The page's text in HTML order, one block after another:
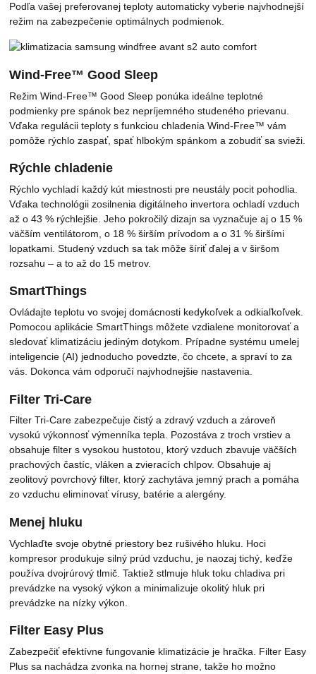
Podľa vašej preferovanej teploty automaticky vyberie najvhodnejší
režim na zabezpečenie optimálnych podmienok.
Wind-Free™ Good Sleep
Režim Wind-Free™ Good Sleep ponúka ideálne teplotné
podmienky pre spánok bez nepríjemného studeného prievanu.
Vďaka regulácii teploty s funkciou chladenia Wind-Free™ vám
pomôže rýchlo zaspať, spať hlbokým spánkom a zobudiť sa svieži.
Rýchle chladenie
Rýchlo vychladí každý kút miestnosti pre neustály pocit pohodlia.
Vďaka technológii zosilnenia digitálneho invertora ochladí vzduch
až o 43 % rýchlejšie. Jeho pokročilý dizajn sa vyznačuje aj o 15 %
väčším ventilátorom, o 18 % širším prívodom a o 31 % širšími
lopatkami. Studený vzduch sa tak môže šíriť ďalej a v širšom
rozsahu – a to až do 15 metrov.
SmartThings
Ovládajte teplotu vo svojej domácnosti kedykoľvek a odkiaľkoľvek.
Pomocou aplikácie SmartThings môžete vzdialene monitorovať a
sledovať klimatizáciu jediným dotykom. Prípadne systému umelej
inteligencie (AI) jednoducho povedzte, čo chcete, a spraví to za
vás. Dokonca vám odporučí najvhodnejšie nastavenia.
Filter Tri-Care
Filter Tri-Care zabezpečuje čistý a zdravý vzduch a zároveň
vysokú výkonnosť výmenníka tepla. Pozostáva z troch vrstiev a
obsahuje filter s vysokou hustotou, ktorý vzduch zbavuje väčších
prachových častíc, vláken a zvieracích chlpov. Obsahuje aj
zeolitový povrchový filter, ktorý zachytáva jemný prach a pomáha
zo vzduchu eliminovať vírusy, batérie a alergény.
Menej hluku
Vychlaďte svoje obytné priestory bez rušivého hluku. Hoci
kompresor produkuje silný prúd vzduchu, je naozaj tichý, keďže
používa dvojrúrový tlmič. Taktiež stlmuje hluk toku chladiva pri
prevádzke na vysoký výkon a minimalizuje okolitý hluk pri
prevádzke na nízky výkon.
Filter Easy Plus
Zabezpečiť efektívne fungovanie klimatizácie je hračka. Filter Easy
Plus sa nachádza zvonka na hornej strane, takže ho možno